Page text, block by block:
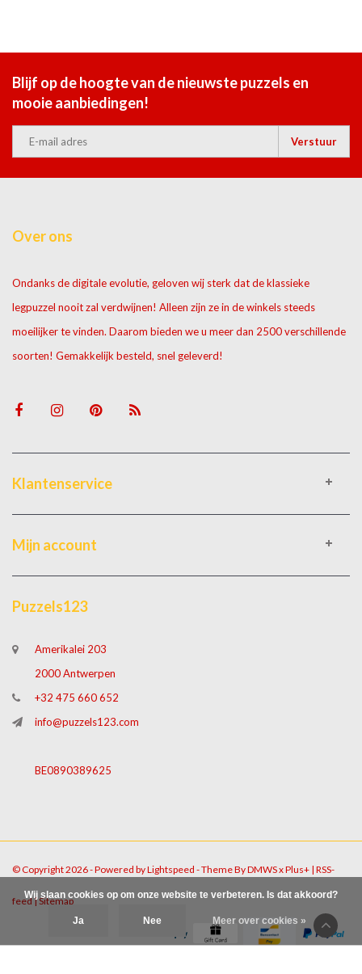
Blijf op de hoogte van de nieuwste puzzels en
mooie aanbiedingen!
Verstuur
Over ons
Ondanks de digitale evolutie, geloven wij sterk dat de klassieke
legpuzzel nooit zal verdwijnen! Alleen zijn ze in de winkels steeds
moeilijker te vinden. Daarom bieden we u meer dan 2500 verschillende
soorten! Gemakkelijk besteld, snel geleverd!
Klantenservice
Mijn account
Puzzels123
Amerikalei 203
2000 Antwerpen
+32 475 660 652
info@puzzels123.com
BE0890389625
© Copyright 2026 - Powered byLightspeed - Theme ByDMWSxPlus+ | RSS-
feed|Sitemap
Wij slaan cookies op om onze website te verbeteren. Is dat akkoord?
Ja Nee Meer over cookies »